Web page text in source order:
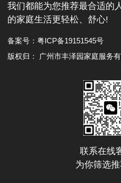
我们都能为您推荐最合适的
的家庭生活更轻松、舒心!
备案号： 粤ICP备19151545号
版权归： 广州市丰泽园家庭服务
联系在线
为你筛选